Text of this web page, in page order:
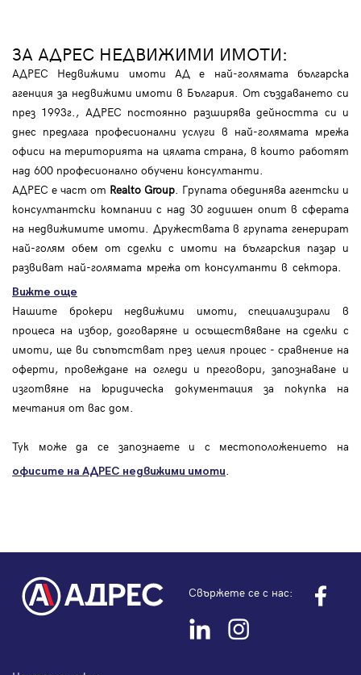
ЗА АДРЕС НЕДВИЖИМИ ИМОТИ:
АДРЕС Недвижими имоти АД е най-голямата българска
агенция за недвижими имоти в България. От създаването си
през 1993г., АДРЕС постоянно разширява дейността си и
днес предлага професионални услуги в най-голямата мрежа
офиси на територията на цялата страна, в които работят
над 600 професионално обучени консултанти.
АДРЕС е част от Realto Group. Групата обединява агентски и
консултантски компании с над 30 годишен опит в сферата
на недвижимите имоти. Дружествата в групата генерират
най-голям обем от сделки с имоти на българския пазар и
развиват най-голямата мрежа от консултанти в сектора.
Вижте още
Нашите брокери недвижими имоти, специализирали в
процеса на избор, договаряне и осъществяване на сделки с
имоти, ще ви съпътстват през целия процес - сравнение на
оферти, провеждане на огледи и преговори, запознаване и
изготвяне на юридическа документация за покупка на
мечтания от вас дом.
Тук може да се запознаете и с местоположението на
офисите на АДРЕС недвижими имоти.
Свържете се с нас: